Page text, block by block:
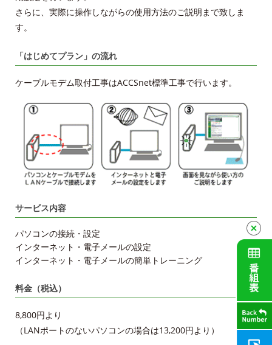
さらに、実際に操作しながらの使用方法のご説明まで致しま
す。
「はじめてプラン」の流れ
ケーブルモデム取付工事はACCSnet標準工事で行います。
サービス内容
パソコンの接続・設定
インターネット・電子メールの設定
インターネット・電子メールの簡単トレーニング
料金（税込）
8,800円より
（LANポートのないパソコンの場合は13,200円より）